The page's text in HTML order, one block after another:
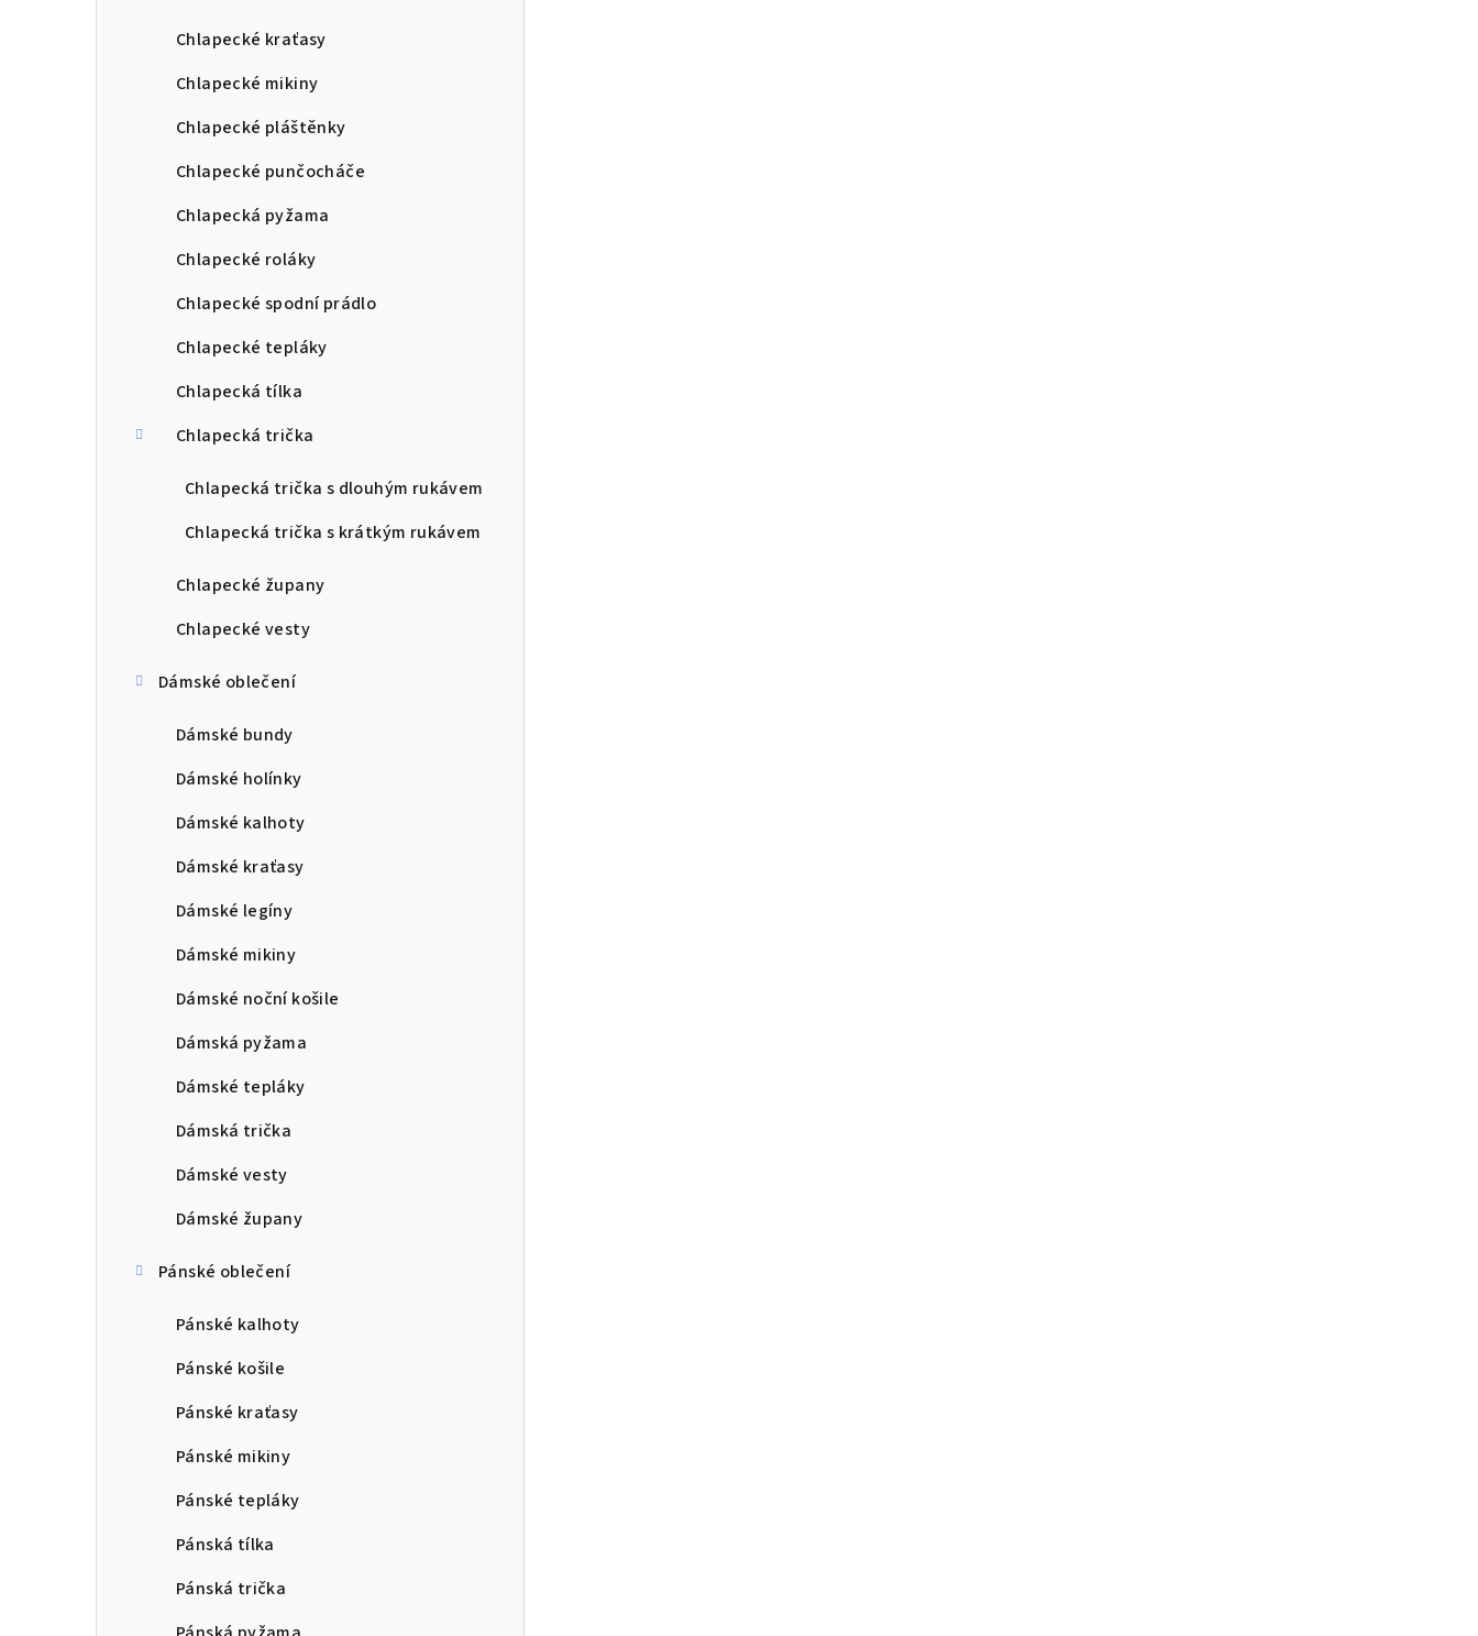
Chlapecké kraťasy
Chlapecké mikiny
Chlapecké pláštěnky
Chlapecké punčocháče
Chlapecká pyžama
Chlapecké roláky
Chlapecké spodní prádlo
Chlapecké tepláky
Chlapecká tílka
Chlapecká trička
Chlapecká trička s dlouhým rukávem
Chlapecká trička s krátkým rukávem
Chlapecké župany
Chlapecké vesty
Dámské oblečení
Dámské bundy
Dámské holínky
Dámské kalhoty
Dámské kraťasy
Dámské legíny
Dámské mikiny
Dámské noční košile
Dámská pyžama
Dámské tepláky
Dámská trička
Dámské vesty
Dámské župany
Pánské oblečení
Pánské kalhoty
Pánské košile
Pánské kraťasy
Pánské mikiny
Pánské tepláky
Pánská tílka
Pánská trička